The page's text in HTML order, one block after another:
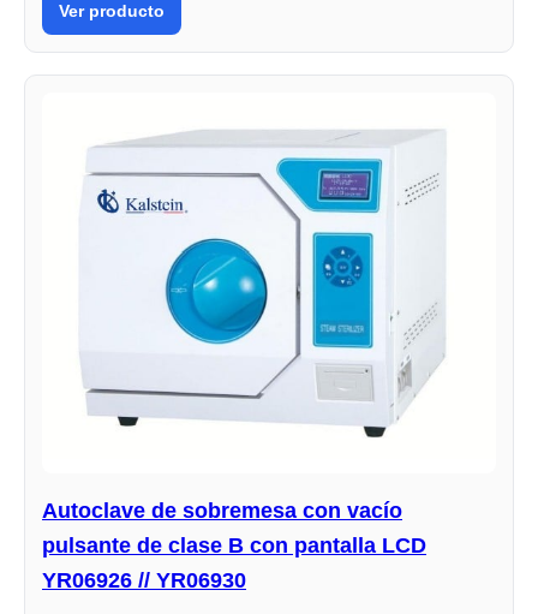
Ver producto
Autoclave de sobremesa con vacío
pulsante de clase B con pantalla LCD
YR06926 // YR06930